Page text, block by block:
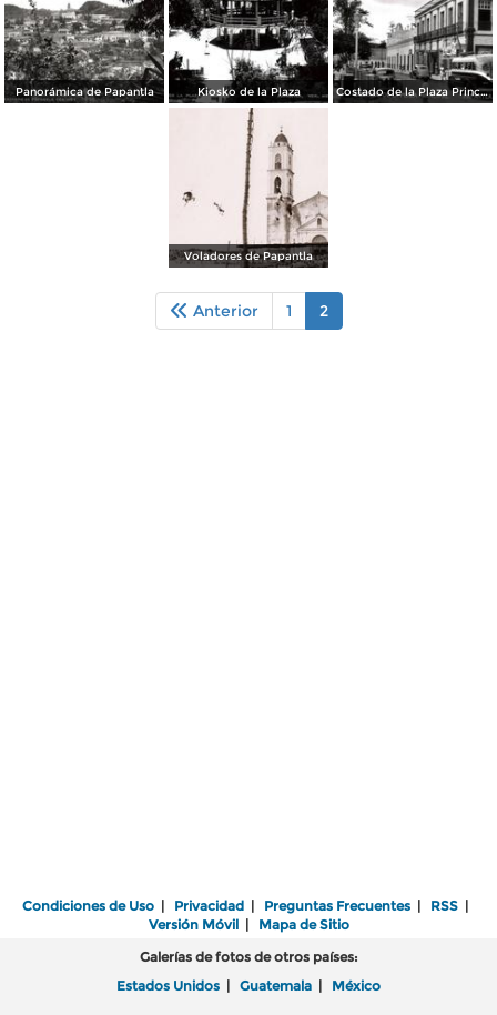
Panorámica de Papantla Kiosko de la Plaza Costado de la Plaza Principal. HoteL Plaza
Voladores de Papantla
Anterior 1 2
Condiciones de Uso | Privacidad | Preguntas Frecuentes | RSS |
Versión Móvil| Mapa de Sitio
Galerías de fotos de otros países:
Estados Unidos | Guatemala | México